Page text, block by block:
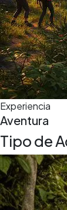
Experiencia
Aventura
Tipo de